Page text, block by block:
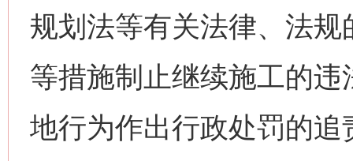
规划法等有关法律、法
等措施制止继续施工的
地行为作出行政处罚的